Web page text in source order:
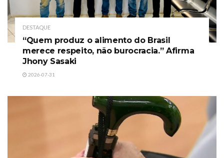
DESTAQUE
“Quem produz o alimento do Brasil
merece respeito, não burocracia.” Afirma
Jhony Sasaki
2026-07-31